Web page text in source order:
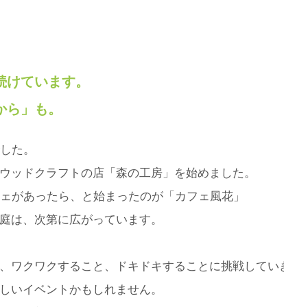
ています。
」も。
た。
ッドクラフトの店「森の工房」を始めました。
があったら、と始まったのが「カフェ風花」
は、次第に広がっています。
ワクワクすること、ドキドキすることに挑戦してい
いイベントかもしれません。